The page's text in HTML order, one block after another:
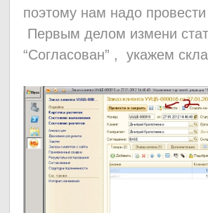
поэтому нам надо
Первым делом измени
“Согласован” , укажем